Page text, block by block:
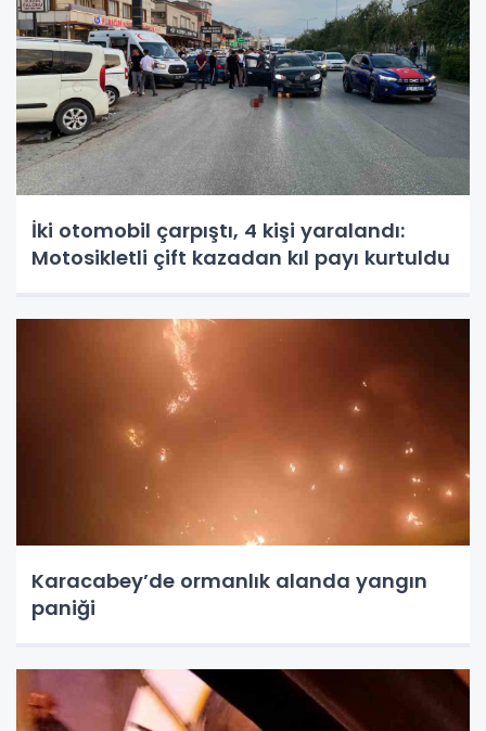
İki otomobil çarpıştı, 4 kişi yaralandı:
Motosikletli çift kazadan kıl payı kurtuldu
Karacabey’de ormanlık alanda yangın
paniği